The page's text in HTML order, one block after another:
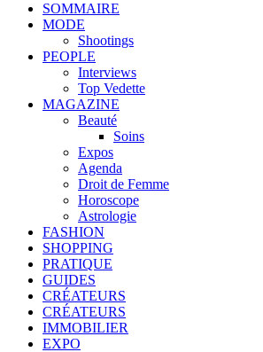
SOMMAIRE
MODE
Shootings
PEOPLE
Interviews
Top Vedette
MAGAZINE
Beauté
Soins
Expos
Agenda
Droit de Femme
Horoscope
Astrologie
FASHION
SHOPPING
PRATIQUE
GUIDES
CRÉATEURS
CRÉATEURS
IMMOBILIER
EXPO